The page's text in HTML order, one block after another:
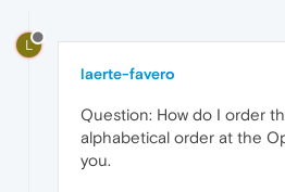
L
laerte-favero
Question: How do I order
alphabetical order at the
you.